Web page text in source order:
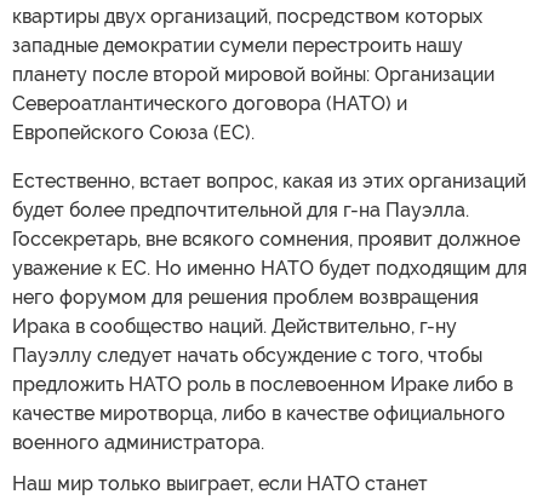
квартиры двух организаций, посредством которых
западные демократии сумели перестроить нашу
планету после второй мировой войны: Организации
Североатлантического договора (НАТО) и
Европейского Союза (ЕС).
Естественно, встает вопрос, какая из этих организаций
будет более предпочтительной для г-на Пауэлла.
Госсекретарь, вне всякого сомнения, проявит должное
уважение к ЕС. Но именно НАТО будет подходящим для
него форумом для решения проблем возвращения
Ирака в сообщество наций. Действительно, г-ну
Пауэллу следует начать обсуждение с того, чтобы
предложить НАТО роль в послевоенном Ираке либо в
качестве миротворца, либо в качестве официального
военного администратора.
Наш мир только выиграет, если НАТО станет